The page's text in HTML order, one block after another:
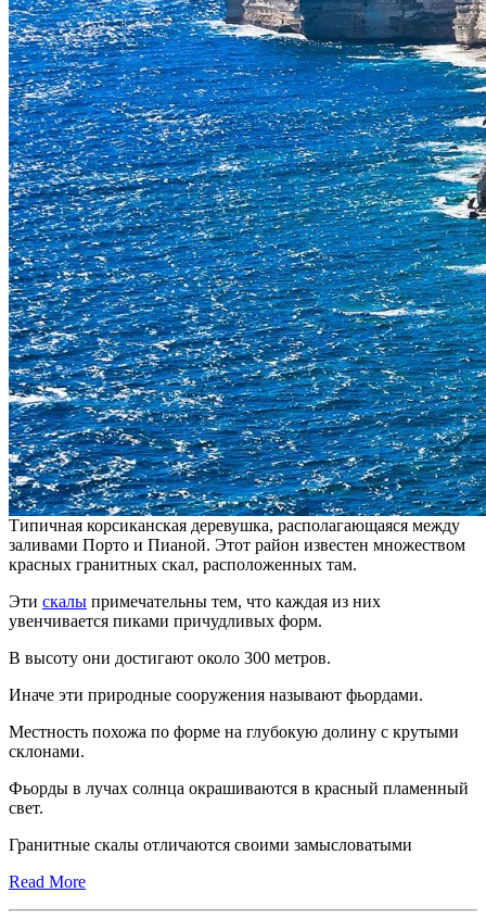
Типичная корсиканская деревушка, располагающаяся между
заливами Порто и Пианой. Этот район известен множеством
красных гранитных скал, расположенных там.
Эти скалы примечательны тем, что каждая из них
увенчивается пиками причудливых форм.
В высоту они достигают около 300 метров.
Иначе эти природные сооружения называют фьордами.
Местность похожа по форме на глубокую долину с крутыми
склонами.
Фьорды в лучах солнца окрашиваются в красный пламенный
свет.
Гранитные скалы отличаются своими замысловатыми
Read More